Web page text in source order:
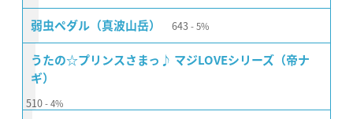
弱虫ペダル（真波山岳） 643 5%
うたの☆プリンスさまっ♪ マジLOVEシリーズ（帝ナ
ギ）
510 4%